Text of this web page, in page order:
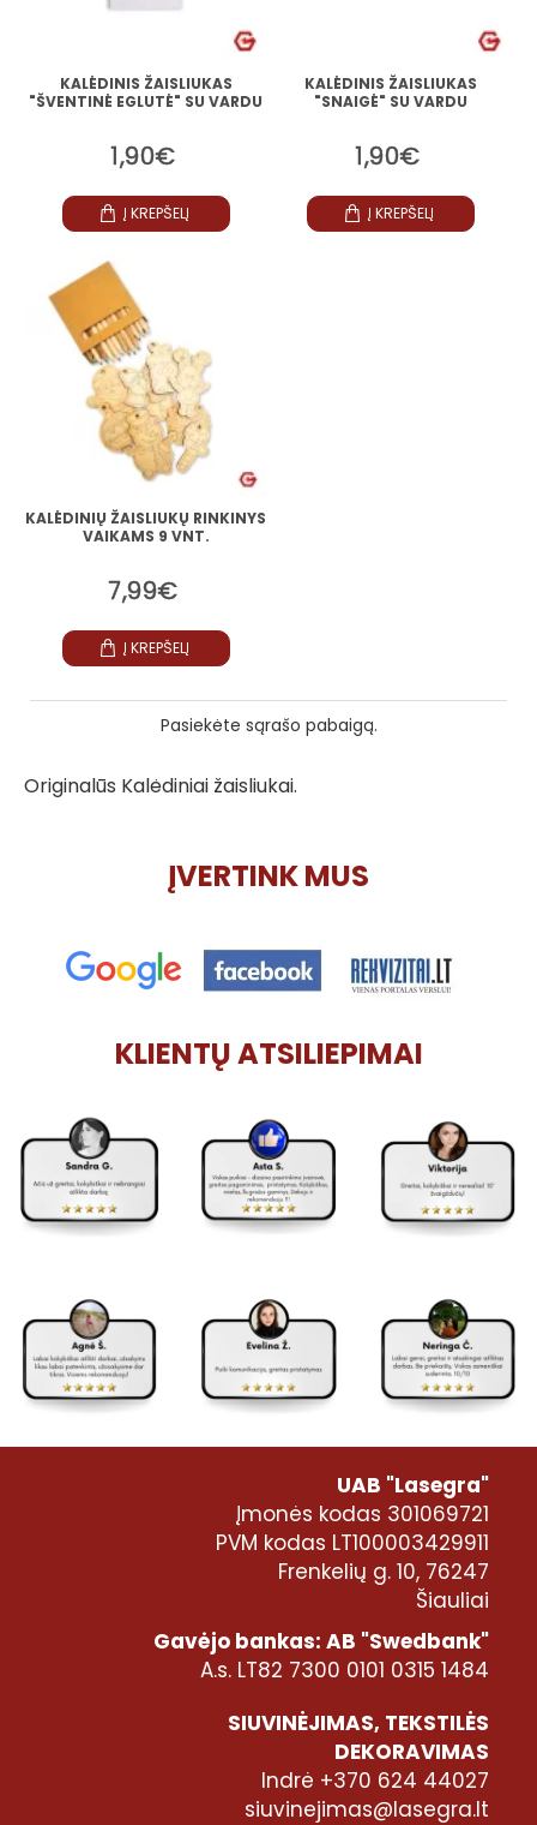
Originalūs Kalėdiniai žaisliukai.
KALĖDINIS ŽAISLIUKAS
"ŠVENTINĖ EGLUTĖ" SU VARDU
1,90€
Į KREPŠELĮ
KALĖDINIS ŽAISLIUKAS
"SNAIGĖ" SU VARDU
1,90€
Į KREPŠELĮ
KALĖDINIŲ ŽAISLIUKŲ RINKINYS
VAIKAMS 9 VNT.
7,99€
Į KREPŠELĮ
Pasiekėte sąrašo pabaigą.
ĮVERTINK MUS
KLIENTŲ ATSILIEPIMAI
UAB "Lasegra"
Įmonės kodas 301069721
PVM kodas LT100003429911
Frenkelių g. 10, 76247
Šiauliai
Gavėjo bankas: AB "Swedbank"
A.s. LT82 7300 0101 0315 1484
SIUVINĖJIMAS, TEKSTILĖS
DEKORAVIMAS
Indrė +370 624 44027
siuvinejimas@lasegra.lt